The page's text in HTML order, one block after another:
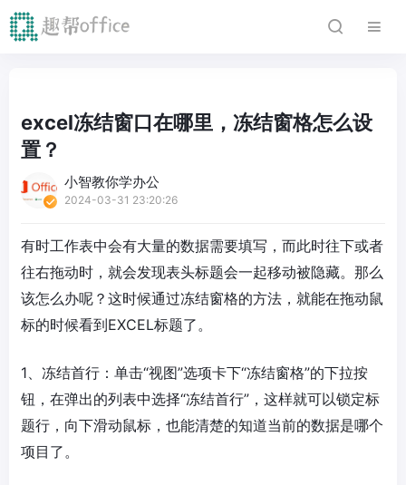
excel冻结窗口在哪里，冻结窗格怎么设
置？
小智教你学办公
2024-03-31 23:20:26
有时工作表中会有大量的数据需要填写，而此时往下或者
往右拖动时，就会发现表头标题会一起移动被隐藏。那么
该怎么办呢？这时候通过冻结窗格的方法，就能在拖动鼠
标的时候看到EXCEL标题了。
1、冻结首行：单击“视图”选项卡下“冻结窗格”的下拉按
钮，在弹出的列表中选择“冻结首行”，这样就可以锁定标
题行，向下滑动鼠标，也能清楚的知道当前的数据是哪个
项目了。